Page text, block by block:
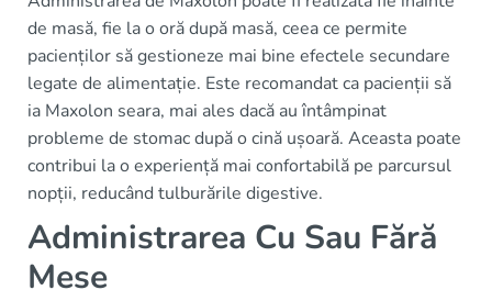
de masă, fie la o oră după masă, ceea ce permite
pacienților să gestioneze mai bine efectele secundare
legate de alimentație. Este recomandat ca pacienții să
ia Maxolon seara, mai ales dacă au întâmpinat
probleme de stomac după o cină ușoară. Aceasta poate
contribui la o experiență mai confortabilă pe parcursul
nopții, reducând tulburările digestive.
Administrarea Cu Sau Fără
Mese